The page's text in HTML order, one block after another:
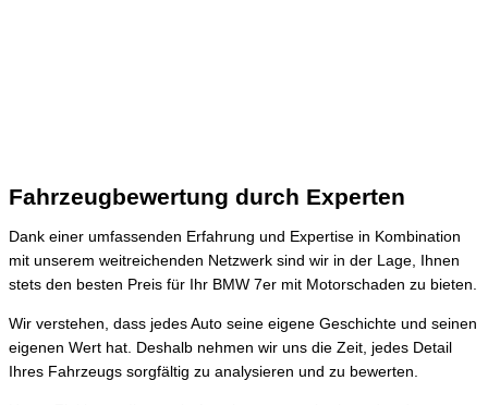
Fahrzeugbewertung durch Experten
Dank einer umfassenden Erfahrung und Expertise in Kombination
mit unserem weitreichenden Netzwerk sind wir in der Lage, Ihnen
stets den besten Preis für Ihr BMW 7er mit Motorschaden zu bieten.
Wir verstehen, dass jedes Auto seine eigene Geschichte und seinen
eigenen Wert hat. Deshalb nehmen wir uns die Zeit, jedes Detail
Ihres Fahrzeugs sorgfältig zu analysieren und zu bewerten.